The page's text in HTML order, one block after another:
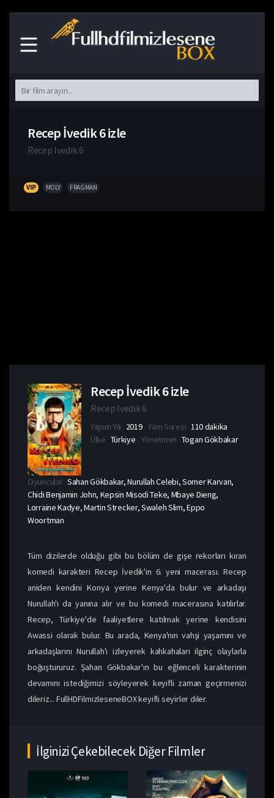
Recep İvedik 6 izle
Recep Ivedik 6
VIP MOLY FRAGMAN
Recep İvedik 6 izle
Recep Ivedik 6
Yapım Yılı 2019 Film Süresi 110 dakika
Ülke Türkiye Yönetmen Togan Gökbakar
Oyuncular Sahan Gökbakar, Nurullah Celebi, Somer Karvan,
Chidi Benjamin John, Kepsin Misodi Teke, Mbaye Dieng,
Lorraine Kadye, Martin Strecker, Swaleh Slim, Eppo
Woortman
Tüm dizilerde olduğu gibi bu bölüm de gişe rekorları kıran
komedi karakteri Recep İvedik'in 6. yeni macerası. Recep
aniden kendini Konya yerine Kenya'da bulur ve arkadaşı
Nurullah'ı da yanına alır ve bu komedi macerasına katılırlar.
Recep, Türkiye'de faaliyetlere katılmak yerine kendisini
Awassi olarak bulur. Bu arada, Kenya'nın vahşi yaşamını ve
arkadaşlarını Nurullah'ı izleyerek kahkahaları ilginç olaylarla
boğuştururuz. Şahan Gökbakar'ın bu eğlenceli karakterinin
devamını istediğimizi söyleyerek keyifli zaman geçirmenizi
dileriz... FullHDFilmizleseneBOX keyifli seyirler diler.
İlginizi Çekebilecek Diğer Filmler